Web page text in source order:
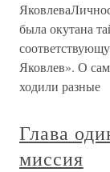
была окутана
Яковлев». О
ходили разные
Глава
миссия